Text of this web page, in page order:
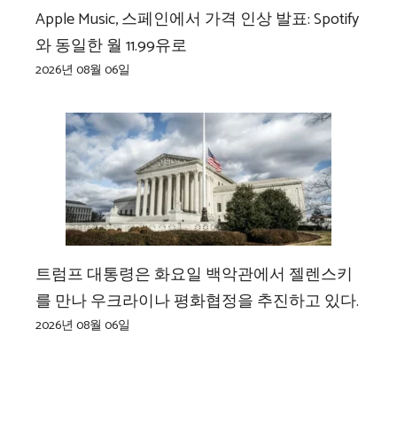
Apple Music, 스페인에서 가격 인상 발표: Spotify
와 동일한 월 11.99유로
2026년 08월 06일
트럼프 대통령은 화요일 백악관에서 젤렌스키
를 만나 우크라이나 평화협정을 추진하고 있다.
2026년 08월 06일